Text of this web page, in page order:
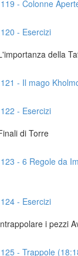
- Colonne
- Esercizi
della
- Il mago
- Esercizi
di Torre
- 6 Regole da
- Esercizi
i pezzi
- Trappole